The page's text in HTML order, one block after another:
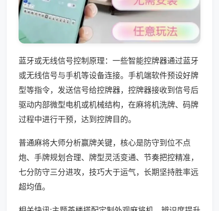
蓝牙或无线信号控制原理：一些智能控牌器通过蓝牙
或无线信号与手机等设备连接。手机端软件预设好牌
型等指令，发送信号给控牌器，控牌器接收到信号后
驱动内部微型电机或机械结构，在麻将机洗牌、码牌
过程中进行干预，达到控牌目的。
普通麻将大师分析赢牌关键，核心是防守到位不点
炮、手牌规划合理、牌型灵活变通、节奏把控精准，
七分防守三分进攻，技巧大于运气，长期坚持胜率远
超均值。